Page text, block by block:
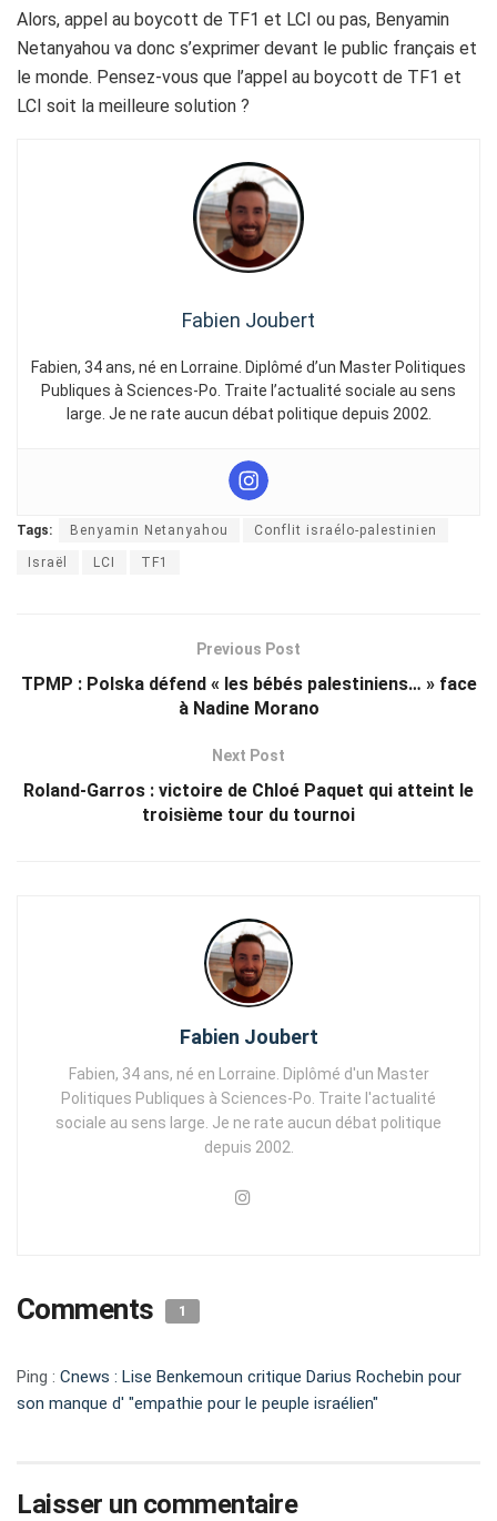
Alors, appel au boycott de TF1 et LCI ou pas, Benyamin
Netanyahou va donc s’exprimer devant le public français et
le monde. Pensez-vous que l’appel au boycott de TF1 et
LCI soit la meilleure solution ?
Fabien Joubert
Fabien, 34 ans, né en Lorraine. Diplômé d’un Master Politiques
Publiques à Sciences-Po. Traite l’actualité sociale au sens
large. Je ne rate aucun débat politique depuis 2002.
Tags: Benyamin Netanyahou Conflit israélo-palestinien
Israël LCI TF1
Previous Post
TPMP : Polska défend « les bébés palestiniens… » face
à Nadine Morano
Next Post
Roland-Garros : victoire de Chloé Paquet qui atteint le
troisième tour du tournoi
Fabien Joubert
Fabien, 34 ans, né en Lorraine. Diplômé d'un Master
Politiques Publiques à Sciences-Po. Traite l'actualité
sociale au sens large. Je ne rate aucun débat politique
depuis 2002.
Comments 1
Ping : Cnews : Lise Benkemoun critique Darius Rochebin pour
son manque d' "empathie pour le peuple israélien"
Laisser un commentaire